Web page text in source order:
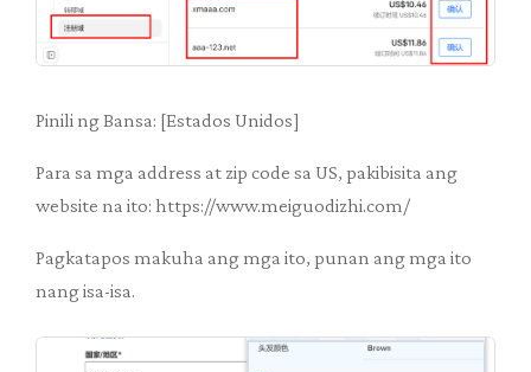
Pinili ng Bansa: [Estados Unidos]
Para sa mga address at zip code sa US, pakibisita ang
website na ito: https://www.meiguodizhi.com/
Pagkatapos makuha ang mga ito, punan ang mga ito
nang isa-isa.